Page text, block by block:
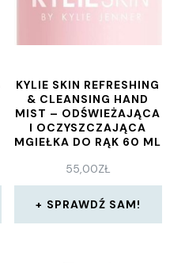
KYLIE SKIN REFRESHING
& CLEANSING HAND
MIST – ODŚWIEŻAJĄCA
I OCZYSZCZAJĄCA
MGIEŁKA DO RĄK 60 ML
55,00ZŁ
SPRAWDŹ SAM!